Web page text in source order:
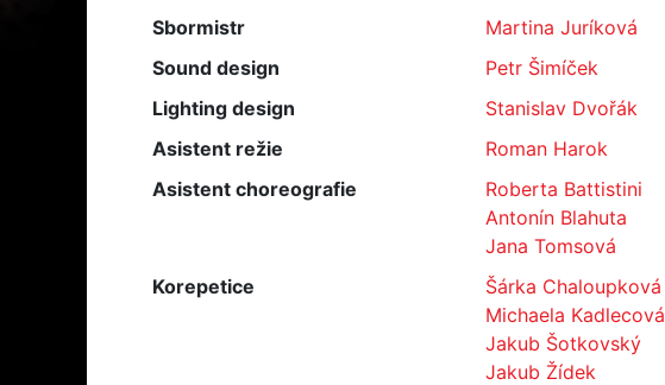
Sbormistr
Martina Juríková
Sound design
Petr Šimíček
Lighting design
Stanislav Dvořák
Asistent režie
Roman Harok
Asistent choreografie
Roberta Battistini
Antonín Blahuta
Jana Tomsová
Korepetice
Šárka Chaloupková
Michaela Kadlecová
Jakub Šotkovský
Jakub Žídek